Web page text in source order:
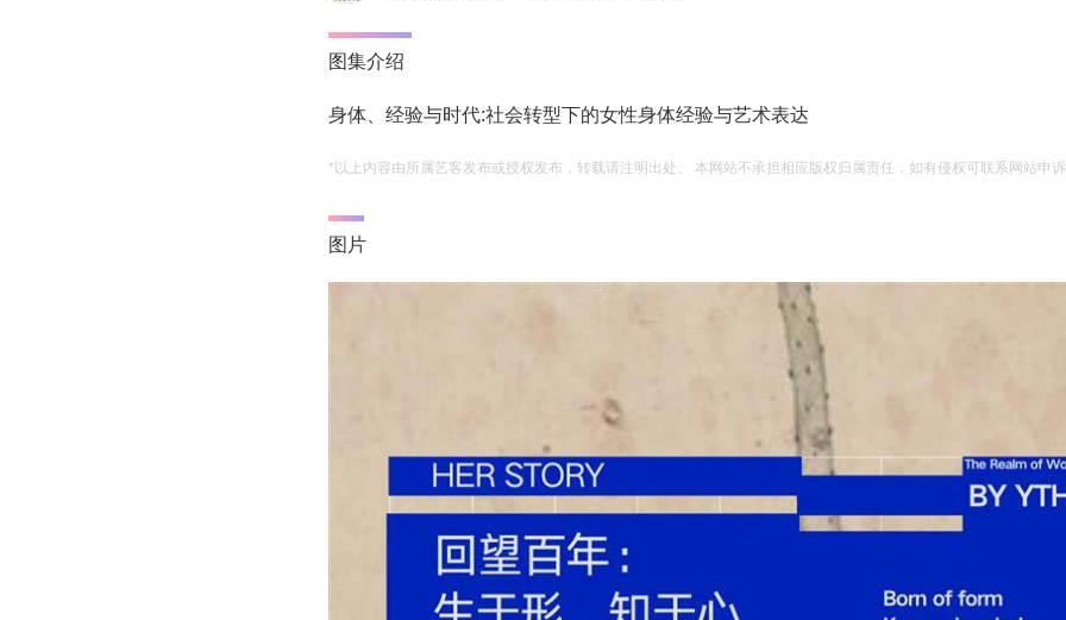
图集介绍
身体、经验与时代:社会转型下的女性身体经验与艺术表达
*以上内容由所属艺客发布或授权发布，转载请注明出处。 本网站不承担相应版权归属责任，如有侵权可联系网站申
图片